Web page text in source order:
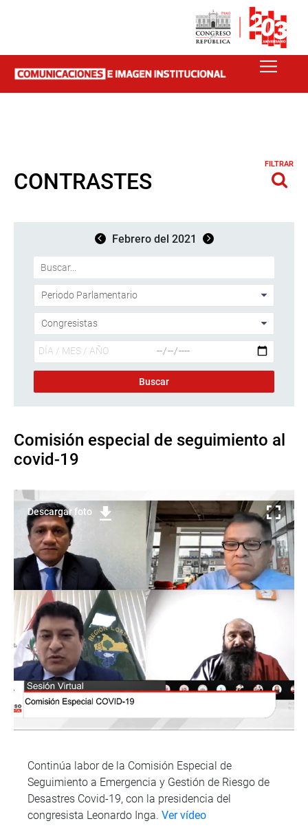
CONTRASTES
FILTRAR
Febrero del 2021
Comisión especial de seguimiento al
covid-19
Descargar foto
Continúa labor de la Comisión Especial de
Seguimiento a Emergencia y Gestión de Riesgo de
Desastres Covid-19, con la presidencia del
congresista Leonardo Inga. Ver vídeo